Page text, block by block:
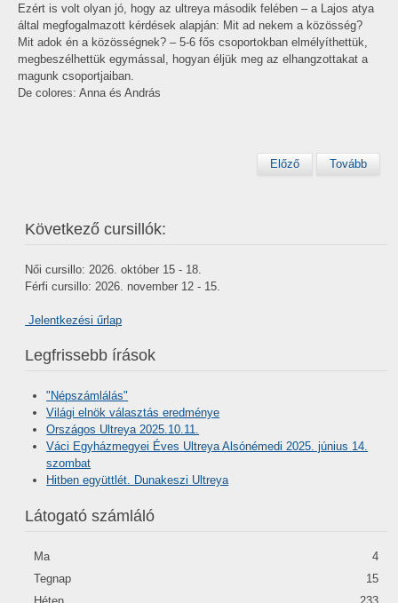
Ezért is volt olyan jó, hogy az ultreya második felében – a Lajos atya
által megfogalmazott kérdések alapján: Mit ad nekem a közösség?
Mit adok én a közösségnek? – 5-6 fős csoportokban elmélyíthettük,
megbeszélhettük egymással, hogyan éljük meg az elhangzottakat a
magunk csoportjaiban.
De colores: Anna és András
Előző Tovább
Következő cursillók:
Női cursillo: 2026. október 15 - 18.
Férfi cursillo: 2026. november 12 - 15.
Jelentkezési űrlap
Legfrissebb írások
"Népszámlálás"
Világi elnök választás eredménye
Országos Ultreya 2025.10.11.
Váci Egyházmegyei Éves Ultreya Alsónémedi 2025. június 14.
szombat
Hitben együttlét. Dunakeszi Ultreya
Látogató számláló
Ma
4
Tegnap
15